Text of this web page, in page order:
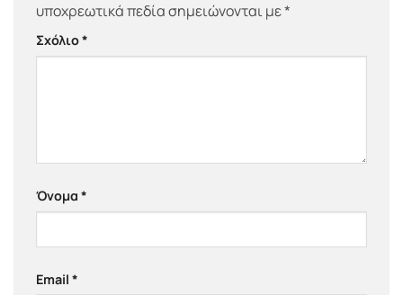
υποχρεωτικά πεδία σημειώνονται με*
Σχόλιο*
Όνομα *
Email *